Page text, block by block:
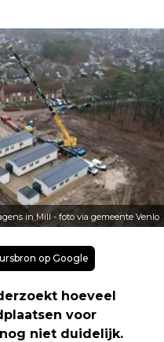
in Mill - foto via gemeente Venlo
op Google
hoeveel
voor
niet duidelijk.